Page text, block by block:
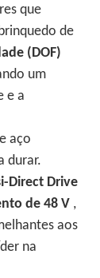
que
de
(DOF)
um
e a
aço
durar.
Direct Drive
de 48 V ,
aos
na